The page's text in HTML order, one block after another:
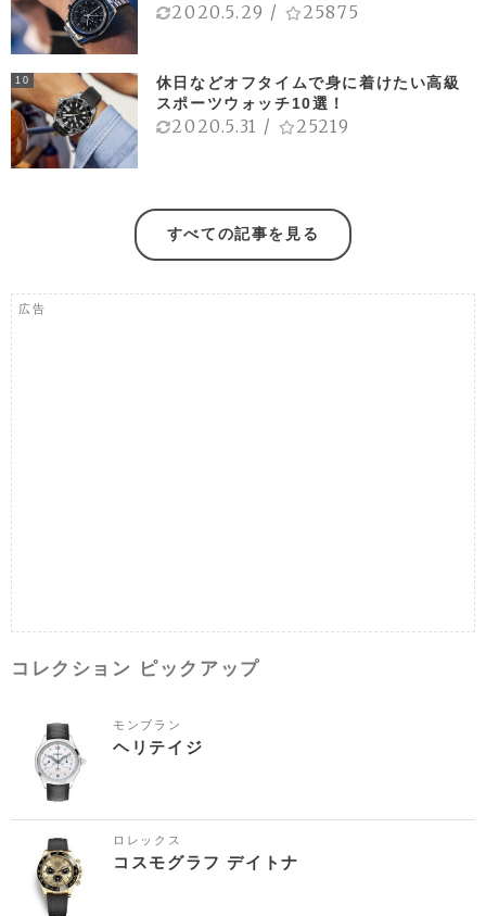
2020.5.29 / 25875
10
休日などオフタイムで身に着けたい高級
スポーツウォッチ10選！
2020.5.31 / 25219
すべての記事を見る
広告
コレクション ピックアップ
モンブラン
ヘリテイジ
ロレックス
コスモグラフ デイトナ